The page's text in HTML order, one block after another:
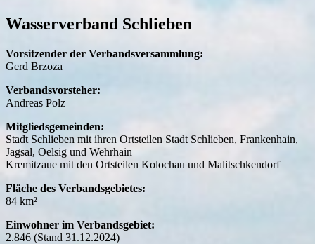
Wasserverband Schlieben
Vorsitzender der Verbandsversammlung:
Gerd Brzoza
Verbandsvorsteher:
Andreas Polz
Mitgliedsgemeinden:
Stadt Schlieben mit ihren Ortsteilen Stadt Schlieben, Frankenhain,
Jagsal, Oelsig und Wehrhain
Kremitzaue mit den Ortsteilen Kolochau und Malitschkendorf
Fläche des Verbandsgebietes:
84 km²
Einwohner im Verbandsgebiet:
2.846 (Stand 31.12.2024)